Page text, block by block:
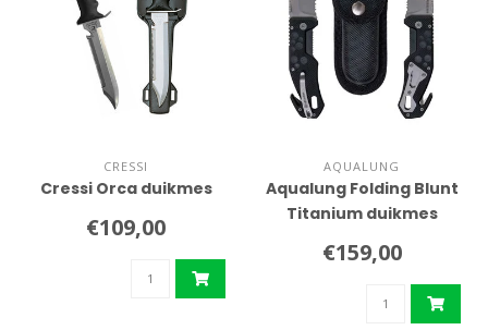
CRESSI
Cressi Orca duikmes
€109,00
AQUALUNG
Aqualung Folding Blunt
Titanium duikmes
€159,00